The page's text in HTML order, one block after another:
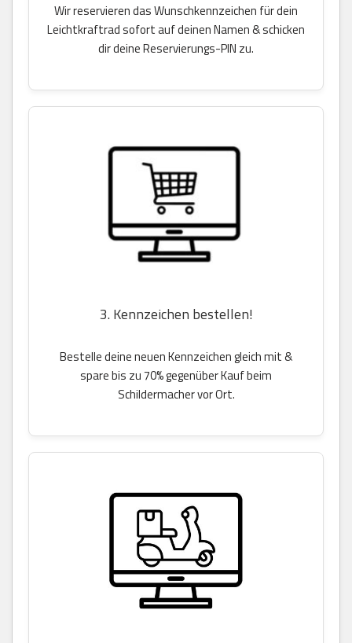
Wir reservieren das Wunschkennzeichen für dein
Leichtkraftrad sofort auf deinen Namen & schicken
dir deine Reservierungs-PIN zu.
3. Kennzeichen bestellen!
Bestelle deine neuen Kennzeichen gleich mit &
spare bis zu 70% gegenüber Kauf beim
Schildermacher vor Ort.